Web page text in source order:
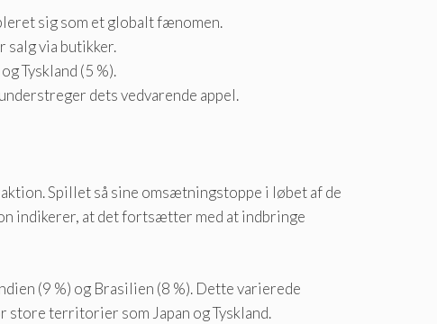
sig som et globalt fænomen.
salg via butikker.
Tyskland (5 %).
dets vedvarende appel.
Spillet så sine omsætningstoppe i løbet af de
indikerer, at det fortsætter med at indbringe
(9 %) og Brasilien (8 %). Dette varierede
territorier som Japan og Tyskland.